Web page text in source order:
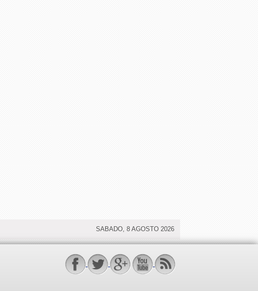
SABADO, 8 AGOSTO 2026